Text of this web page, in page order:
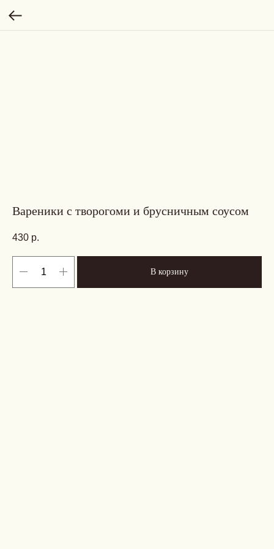
Вареники с творогоми и брусничным соусом
430 р.
В корзину